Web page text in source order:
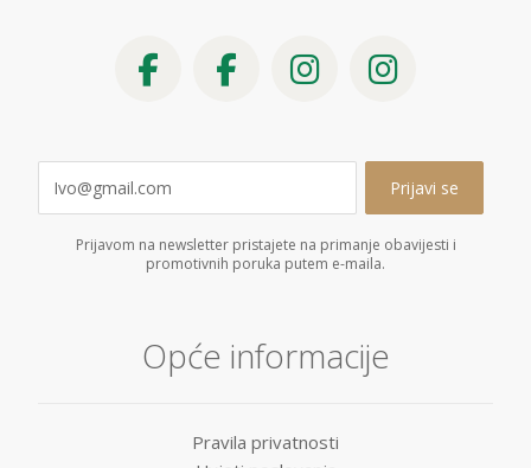
Prijavom na newsletter pristajete na primanje obavijesti i
promotivnih poruka putem e-maila.
Opće informacije
Pravila privatnosti